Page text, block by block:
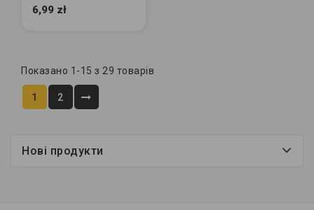
6,99 zł
Показано 1-15 з 29 товарів
1 2
Нові продукти